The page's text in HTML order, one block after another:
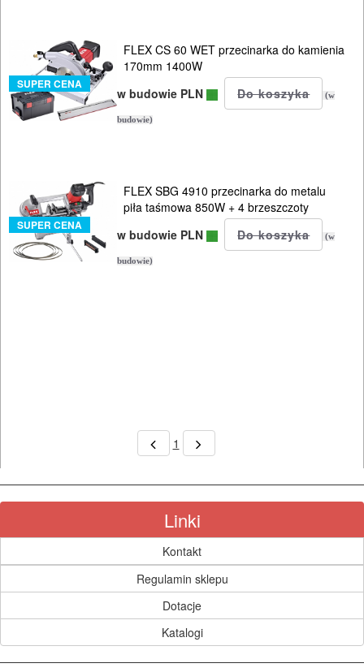
nożyce
do
blach
opalarki
pilarki
stołowe
szablowe
taśmowe
polerki
SUPER CENA
FLEX CS 60 WET przecinarka do kamienia
170mm 1400W
w budowie PLN
(w
budowie)
SUPER CENA
FLEX SBG 4910 przecinarka do metalu
piła taśmowa 850W + 4 brzeszczoty
w budowie PLN
(w
budowie)
1
Linki
Kontakt
Regulamin sklepu
Dotacje
Katalogi